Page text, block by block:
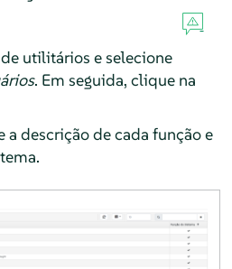
utilitários e selecione
. Em seguida, clique na
a descrição de cada função e